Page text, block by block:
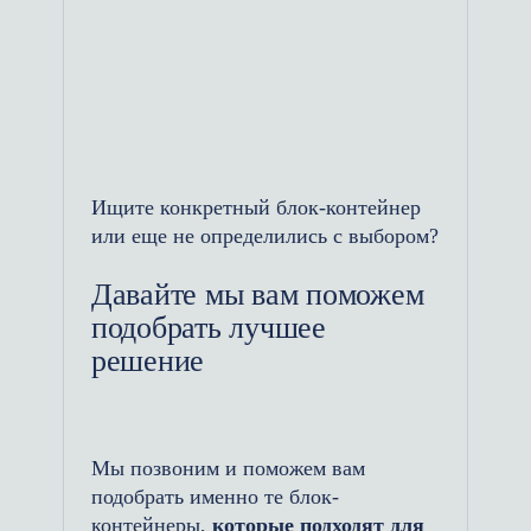
Круглогодичная эксплуатация:
Мы выпускаем теплые модульные
туалеты, оснащенные
качественным слоем утеплителя,
надежной вентиляцией и
системами отопления. Это
гарантирует комфорт персонала и
температурах.
Комплектация под ключ: Внутри
Ищите конкретный блок-контейнер
или еще не определились с выбором?
Давайте мы вам поможем
подобрать лучшее
решение
Мы позвоним и поможем вам
подобрать именно те блок-
контейнеры, которые подходят для